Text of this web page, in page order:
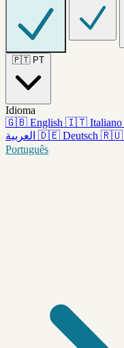
🇵🇹 PT
Idioma
🇬🇧 English 🇮🇹 Italiano
العربية 🇩🇪 Deutsch 🇷🇺
Português